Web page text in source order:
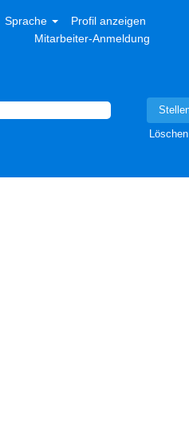
Sprache
Profil anzeigen
Mitarbeiter-Anmeldung
Löschen